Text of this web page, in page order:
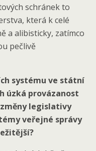
schránek to
která k celé
a alibisticky, zatímco
pečlivě
systému ve státní
úzká provázanost
legislativy
veřejné správy